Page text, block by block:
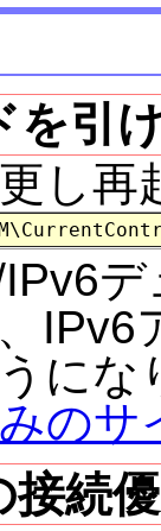
を引
し再
にな
のサ
続